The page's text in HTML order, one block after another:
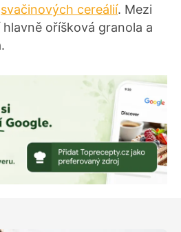
svačinových cereálií. Mezi
oříšková granola a